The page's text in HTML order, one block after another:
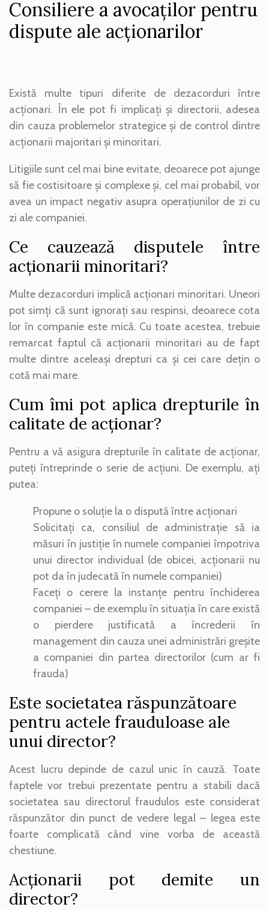
Consiliere a avocaților pentru
dispute ale acționarilor
Există multe tipuri diferite de dezacorduri între
acționari. În ele pot fi implicați și directorii, adesea
din cauza problemelor strategice și de control dintre
acționarii majoritari și minoritari.
Litigiile sunt cel mai bine evitate, deoarece pot ajunge
să fie costisitoare și complexe și, cel mai probabil, vor
avea un impact negativ asupra operațiunilor de zi cu
zi ale companiei.
Ce cauzează disputele între
acționarii minoritari?
Multe dezacorduri implică acționari minoritari. Uneori
pot simți că sunt ignorați sau respinsi, deoarece cota
lor în companie este mică. Cu toate acestea, trebuie
remarcat faptul că acționarii minoritari au de fapt
multe dintre aceleași drepturi ca și cei care dețin o
cotă mai mare.
Cum îmi pot aplica drepturile în
calitate de acționar?
Pentru a vă asigura drepturile în calitate de acționar,
puteți întreprinde o serie de acțiuni. De exemplu, ați
putea:
Propune o soluție la o dispută între acționari
Solicitați ca, consiliul de administrație să ia
măsuri în justiție în numele companiei împotriva
unui director individual (de obicei, acționarii nu
pot da în judecată în numele companiei)
Faceți o cerere la instanțe pentru închiderea
companiei – de exemplu în situația în care există
o pierdere justificată a încrederii în
management din cauza unei administrări greșite
a companiei din partea directorilor (cum ar fi
frauda)
Este societatea răspunzătoare
pentru actele frauduloase ale
unui director?
Acest lucru depinde de cazul unic în cauză. Toate
faptele vor trebui prezentate pentru a stabili dacă
societatea sau directorul fraudulos este considerat
răspunzător din punct de vedere legal – legea este
foarte complicată când vine vorba de această
chestiune.
Acţionarii pot demite un
director?